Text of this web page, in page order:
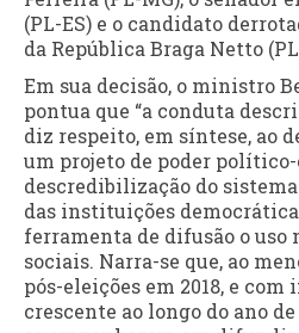
(PL-ES) e o candidato
da República Braga Netto
Em sua decisão, o ministro
pontua que “a conduta
diz respeito, em síntese, ao
um projeto de poder
descredibilização do
das instituições
ferramenta de difusão o uso
sociais. Narra-se que, ao
pós-eleições em 2018, e
crescente ao longo do ano